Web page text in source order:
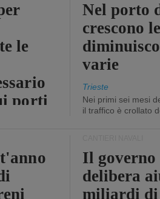
le
porti
Nel porto
crescono
varie
Trieste
Nei primi sei mesi
il traffico è crollato
Il
delibera
miliardi